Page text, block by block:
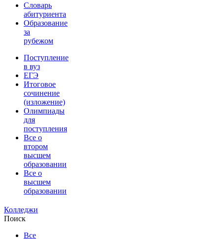
Словарь
абитуриента
Образование
за
рубежом
Поступление
в вуз
ЕГЭ
Итоговое
сочинение
(изложение)
Олимпиады
для
поступления
Все о
втором
высшем
образовании
Все о
высшем
образовании
Колледжи
Поиск
Все